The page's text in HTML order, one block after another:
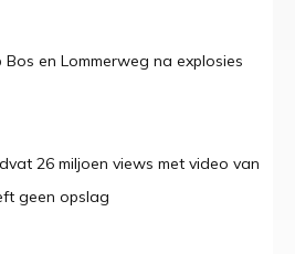
Bos en Lommerweg na explosies
26 miljoen views met video van
geen opslag